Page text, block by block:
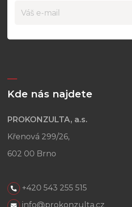
Kde nás najdete
PROKONZULTA, a.s.
Křenová 299/26,
602 00 Brno
+420 543 255 515
info@prokonzulta.cz